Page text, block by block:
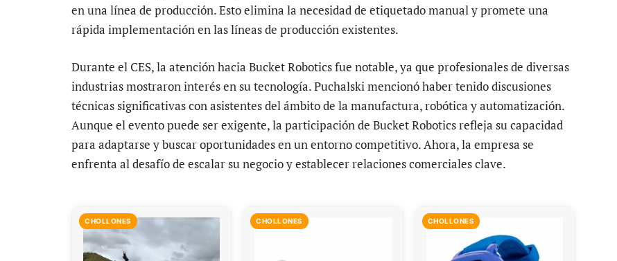
en una línea de producción. Esto elimina la necesidad de etiquetado manual y promete una
rápida implementación en las líneas de producción existentes.
Durante el CES, la atención hacia Bucket Robotics fue notable, ya que profesionales de diversas
industrias mostraron interés en su tecnología. Puchalski mencionó haber tenido discusiones
técnicas significativas con asistentes del ámbito de la manufactura, robótica y automatización.
Aunque el evento puede ser exigente, la participación de Bucket Robotics refleja su capacidad
para adaptarse y buscar oportunidades en un entorno competitivo. Ahora, la empresa se
enfrenta al desafío de escalar su negocio y establecer relaciones comerciales clave.
CHOLLONES CHOLLONES CHOLLONES